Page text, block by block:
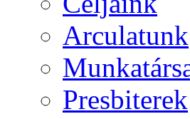
Arculatunk
Presbiterek